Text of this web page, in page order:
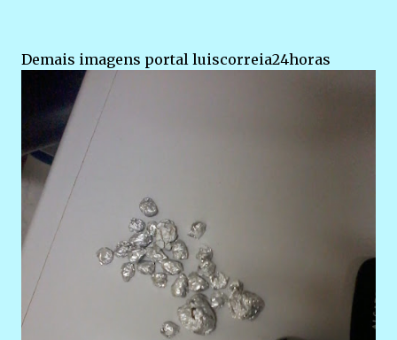
Demais imagens portal luiscorreia24horas